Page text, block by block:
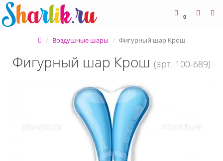
0
Воздушные шары Фигурный шар Крош
Фигурный шар Крош (арт. 100-689)